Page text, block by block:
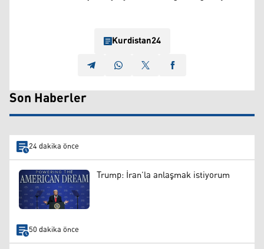
Kurdistan24
Son Haberler
24 dakika önce
Trump: İran’la anlaşmak istiyorum
50 dakika önce